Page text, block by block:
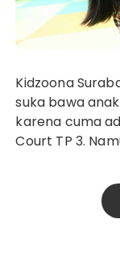
Kidzoona Surabaya! Saya tuh tadinya nggak terlalu
suka bawa
karena cuma
Court TP 3.